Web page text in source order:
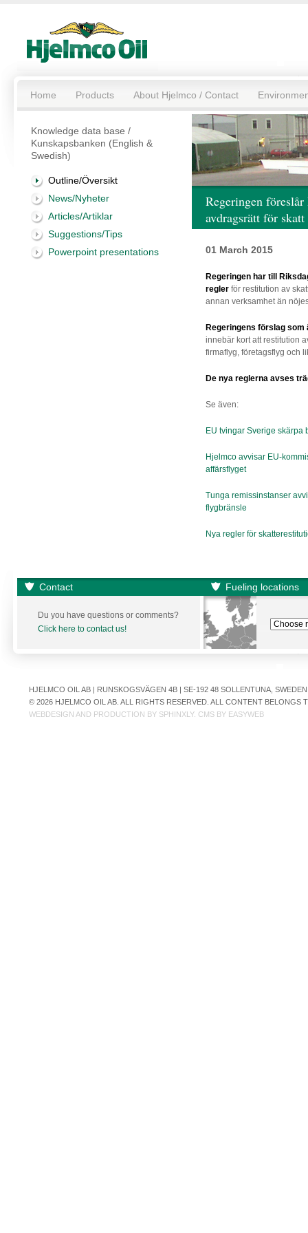
Home Products About Hjelmco / Contact
Knowledge data base /
Kunskapsbanken (English &
Swedish)
Outline/Översikt
News/Nyheter
Articles/Artiklar
Suggestions/Tips
Powerpoint presentations
Regeringen föreslår
avdragsrätt för
01 March 2015
Regeringen har till
regler för restitution av
annan verksamhet än
Regeringens förslag
innebär kort att restitution
firmaflyg, företagsflyg och
De nya reglerna avses
Se även:
EU tvingar Sverige skärpa
Hjelmco avvisar EU-
affärsflyget
Tunga remissinstanser
flygbränsle
Nya regler för
Contact Fueling locations
Du you have questions or comments?
Click here to contact us!
HJELMCO OIL AB | RUNSKOGSVÄGEN 4B | SE-192 48 SOLLENTUNA,
© 2026 HJELMCO OIL AB. ALL RIGHTS RESERVED. ALL CONTENT
WEBDESIGN AND PRODUCTION BY SPHINXLY. CMS BY EASYWEB